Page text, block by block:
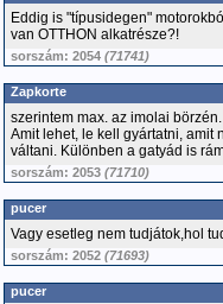
Eddig is "típusidegen"
van OTTHON alkatrésze?!
sorszám: 2054 (71741)
Zapkorte
szerintem max. az imolai
Amit lehet, le kell gyártatni, amit
váltani. Különben a gatyád is
sorszám: 2053 (71710)
pucer
Vagy esetleg nem tudjátok,hol
sorszám: 2052 (71693)
pucer